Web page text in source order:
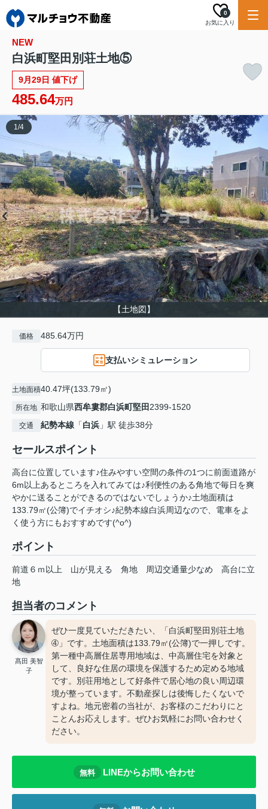
お気に入り
0
NEW
白浜町堅田別荘土地⑤
9月29日 値下げ
485.64万円
【土地図】
1/4
価格 485.64万円
支払いシミュレーション
土地面積40.47坪(133.79㎡)
所在地 和歌山県西牟婁郡白浜町堅田2399-1520
交通 紀勢本線 「白浜 」駅 徒歩38分
セールスポイント
高台に位置しています♪住みやすい空間の条件の1つに前面道路が
6m以上あるところを入れてみては♪利便性のある角地で毎日を爽
やかに送ることができるのではないでしょうか♪土地面積は
133.79㎡(公簿)でイチオシ♪紀勢本線白浜周辺なので、電車をよ
く使う方にもおすすめです(^o^)
ポイント
前道６ｍ以上 山が見える 角地 周辺交通量少なめ
高台に立
地
担当者のコメント
髙田 美智
子
ぜひ一度見ていただきたい、「白浜町堅田別荘土地
➃」です。土地面積は133.79㎡(公簿)で一押しです。
第一種中高層住居専用地域は、中高層住宅を対象と
して、良好な住居の環境を保護するため定める地域
です。別荘用地として好条件で居心地の良い周辺環
境が整っています。不動産探しは後悔したくないで
すよね。地元密着の当社が、お客様のこだわりにと
ことんお応えします。ぜひお気軽にお問い合わせく
ださい。
無料 LINEからお問い合わせ